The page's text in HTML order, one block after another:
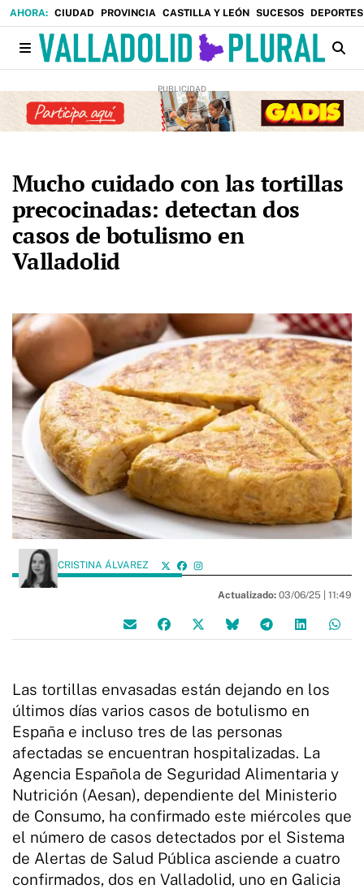
CIUDAD PROVINCIA CASTILLA Y LEÓN SUCESOS DEPORTES
Mucho cuidado con las tortillas
precocinadas: detectan dos
casos de botulismo en
Valladolid
CRISTINA ÁLVAREZ
Actualizado: 03/06/25 | 11:49
Las tortillas envasadas están dejando en los
últimos días varios casos de botulismo en
España e incluso tres de las personas
afectadas se encuentran hospitalizadas. La
Agencia Española de Seguridad Alimentaria y
Nutrición (Aesan), dependiente del Ministerio
de Consumo, ha confirmado este miércoles que
el número de casos detectados por el Sistema
de Alertas de Salud Pública asciende a cuatro
confirmados, dos en Valladolid, uno en Galicia